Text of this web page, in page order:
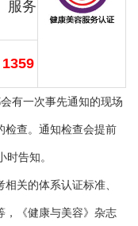
服务
有一次事先通知的现场
检查。通知检查会提前
告知。
关的体系认证标准、
，《健康与美容》杂志